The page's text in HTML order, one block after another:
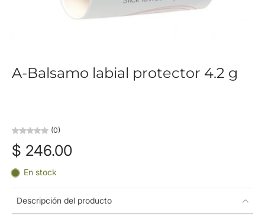
A-Balsamo labial protector 4.2 g
(0)
$ 246.00
En stock
Descripción del producto